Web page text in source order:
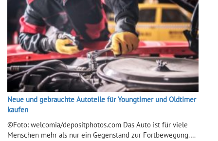
Neue und gebrauchte Autoteile für Youngtimer und Oldtimer
kaufen
©Foto: welcomia/depositphotos.com Das Auto ist für viele
Menschen mehr als nur ein Gegenstand zur Fortbewegung.…